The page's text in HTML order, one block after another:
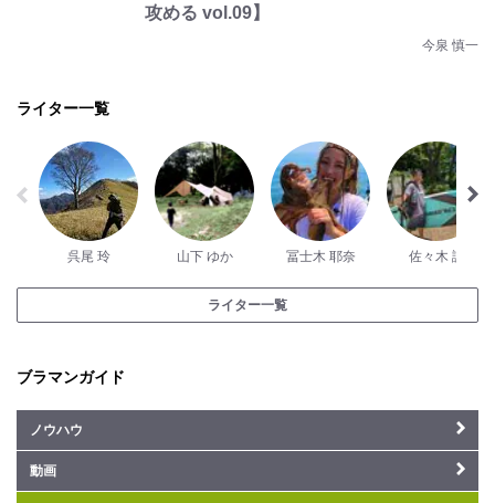
攻める vol.09】
今泉 慎一
ライター一覧
呉尾 玲 山下 ゆか 冨士木 耶奈 佐々木 誠
ライター一覧
ブラマンガイド
ノウハウ
動画